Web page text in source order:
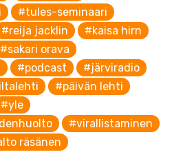
#tules-seminaari
#reija jacklin
#kaisa hirn
#sakari orava
#podcast
#järviradio
#päivän lehti
#yle
#virallistaminen
räsänen